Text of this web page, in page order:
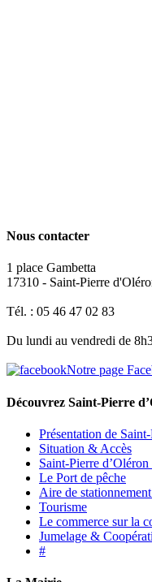
Nous contacter
1 place Gambetta
17310 - Saint-Pierre
Tél. : 05 46 47 02 83
Du lundi au vendredi de
Notre page
Découvrez Saint-Pierre
Présentation de
Situation & Accès
Saint-Pierre d’Oléron
Le Port de pêche
Aire de
Tourisme
Le commerce sur la
Jumelage &
#